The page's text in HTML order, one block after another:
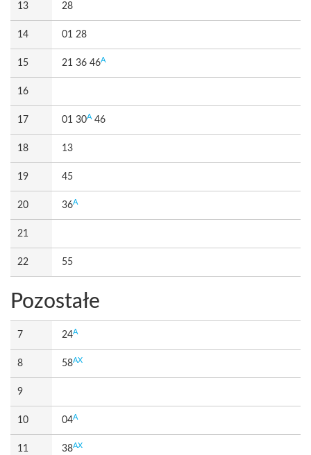
13 28
14 01 28
15 21 36 46A
16
17 01 30A46
18 13
19 45
20 36A
21
22 55
Pozostałe
7 24A
8 58AX
9
10 04A
11 38AX